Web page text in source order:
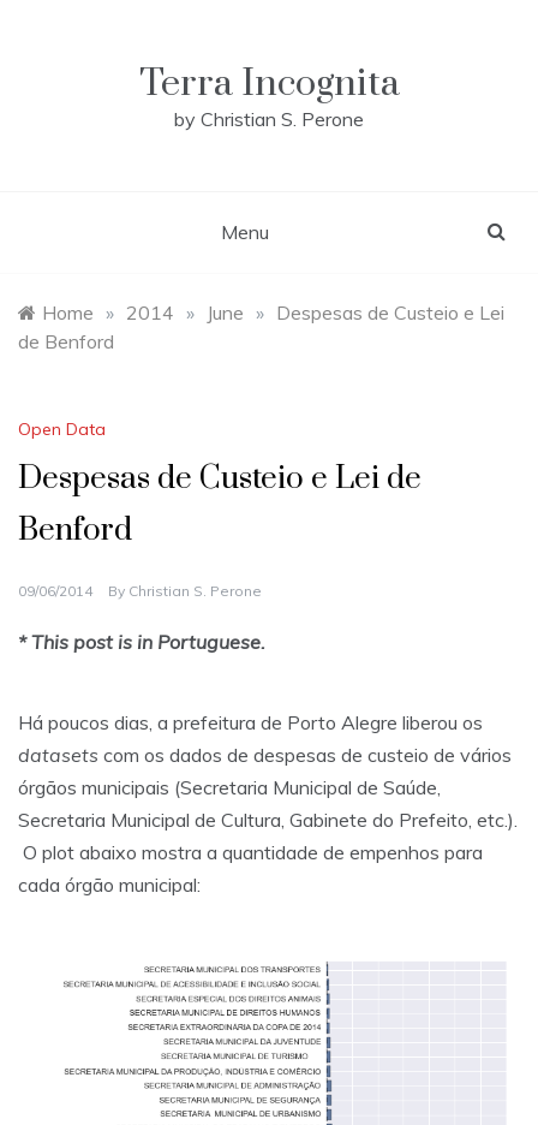
Terra Incognita
by Christian S. Perone
Menu
Home » 2014 » June » Despesas de Custeio e Lei
de Benford
Open Data
Despesas de Custeio e Lei de
Benford
09/06/2014 By Christian S. Perone
* This post is in Portuguese.
Há poucos dias, a prefeitura de Porto Alegre liberou os
datasets com os dados de despesas de custeio de vários
órgãos municipais (Secretaria Municipal de Saúde,
Secretaria Municipal de Cultura, Gabinete do Prefeito, etc.).
O plot abaixo mostra a quantidade de empenhos para
cada órgão municipal: